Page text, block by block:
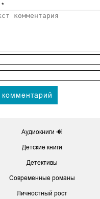
*
Аудиокниги 🔊
Детские книги
Детективы
Современные романы
Личностный рост